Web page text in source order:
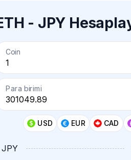
- JPY
Coin
Para birimi
USD EUR CAD
JPY